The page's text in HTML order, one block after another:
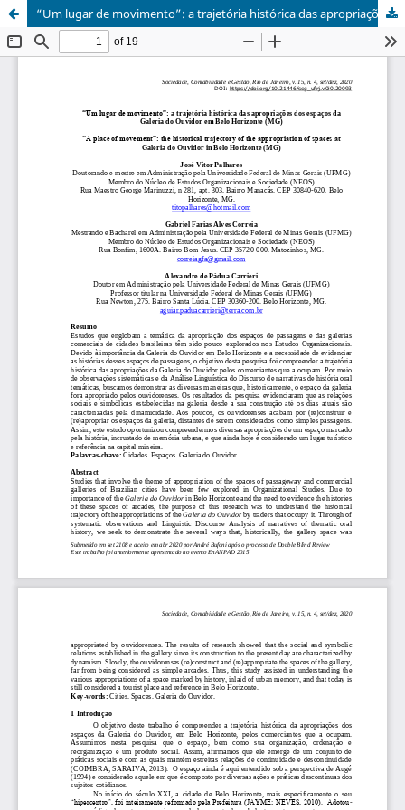
“Um lugar de movimento”: a trajetória histórica das apropriações dos espaços da Galeria do Ouvidor em Belo Horizonte (MG)